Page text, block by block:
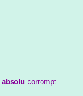
absolucorrompt